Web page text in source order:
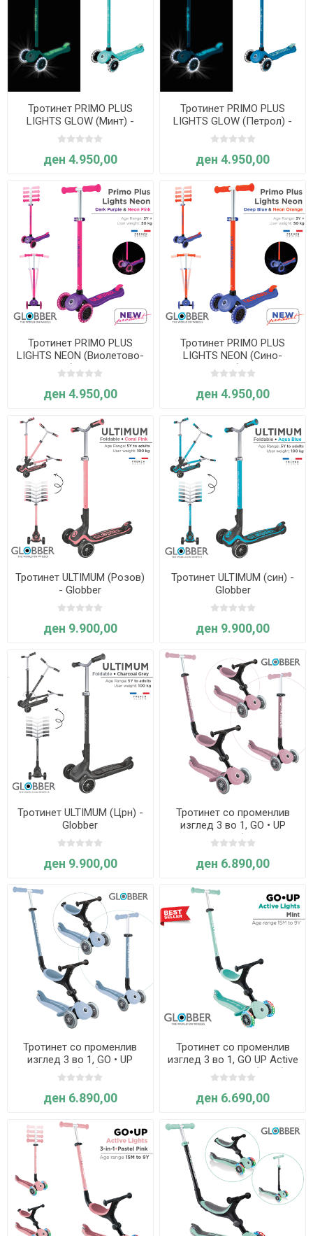
Тротинет PRIMO PLUS
LIGHTS GLOW (Минт) -
Globber
ден 4.950,00
Тротинет PRIMO PLUS
LIGHTS GLOW (Петрол) -
Globber
ден 4.950,00
Тротинет PRIMO PLUS
LIGHTS NEON (Виолетово-
розов) - Globber
ден 4.950,00
Тротинет PRIMO PLUS
LIGHTS NEON (Сино-
портокалов) - Globber
ден 4.950,00
Тротинет ULTIMUM (Розов)
- Globber
ден 9.900,00
Тротинет ULTIMUM (син) -
Globber
ден 9.900,00
Тротинет ULTIMUM (Црн) -
Globber
ден 9.900,00
Тротинет со променлив
изглед 3 во 1, GO • UP
ACTIVE ECO (пастелно
розов) - Globber
ден 6.890,00
Тротинет со променлив
изглед 3 во 1, GO • UP
ACTIVE ECO (син) - Globber
ден 6.890,00
Тротинет со променлив
изглед 3 во 1, GO UP Active
Lights, склоплив (минт) -
Globber
ден 6.690,00